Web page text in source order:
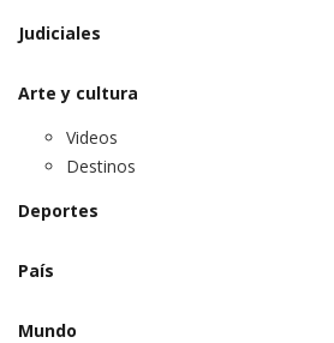
Judiciales
Arte y cultura
Videos
Destinos
Deportes
País
Mundo